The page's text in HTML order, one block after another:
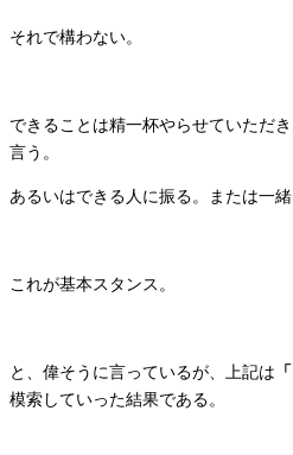
それで構わない。
できることは精一杯やらせていただ
言う。
あるいはできる人に振る。または一緒
これが基本スタンス。
と、偉そうに言っているが、上記は
模索していった結果である。